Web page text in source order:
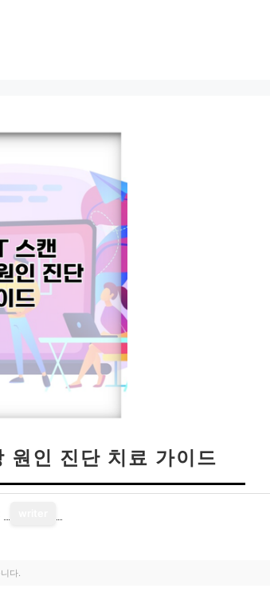
원인 진단 치료 가이드
다.